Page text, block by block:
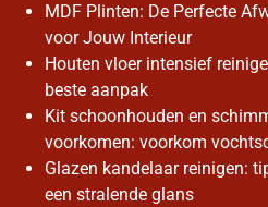
MDF Plinten: De Perfecte
voor Jouw Interieur
Houten vloer intensief
beste aanpak
Kit schoonhouden en
voorkomen: voorkom
Glazen kandelaar reinigen:
een stralende glans